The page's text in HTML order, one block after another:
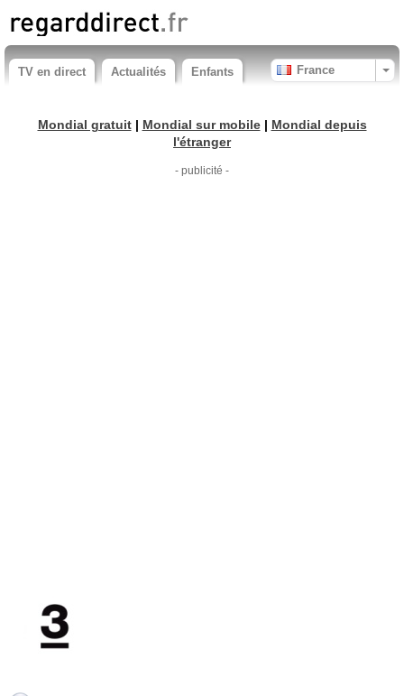
TV en direct Actualités Enfants France
Mondial gratuit| Mondial sur mobile| Mondial depuis
l'étranger
- publicité -